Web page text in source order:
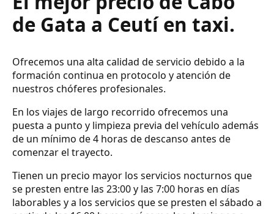
de Gata a Ceutí en taxi.
Ofrecemos una alta calidad de servicio debido a la
formación continua en protocolo y atención de
nuestros chóferes profesionales.
En los viajes de largo recorrido ofrecemos una
puesta a punto y limpieza previa del vehículo además
de un mínimo de 4 horas de descanso antes de
comenzar el trayecto.
Tienen un precio mayor los servicios nocturnos que
se presten entre las 23:00 y las 7:00 horas en días
laborables y a los servicios que se presten el sábado a